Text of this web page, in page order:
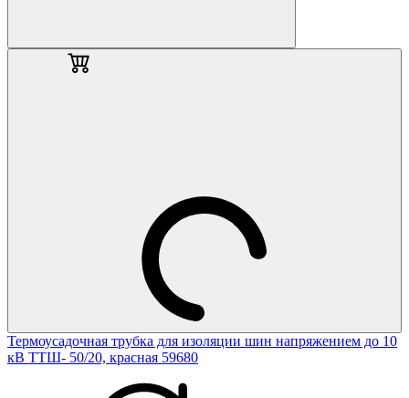
Термоусадочная трубка для изоляции шин напряжением до 10
кВ ТТШ- 50/20, красная 59680